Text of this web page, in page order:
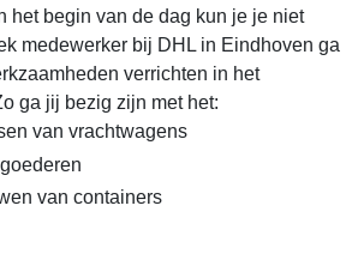
het begin van de dag kun je je niet
medewerker bij DHL in Eindhoven ga
verrichten in het
ga jij bezig zijn met het:
van vrachtwagens
van containers